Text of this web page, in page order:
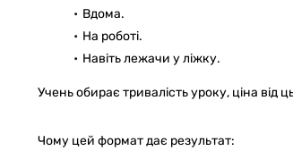
Вдома.
На роботі.
Навіть лежачи у ліжку.
Учень обирає тривалість уроку, ціна від
Чому цей формат дає результат: